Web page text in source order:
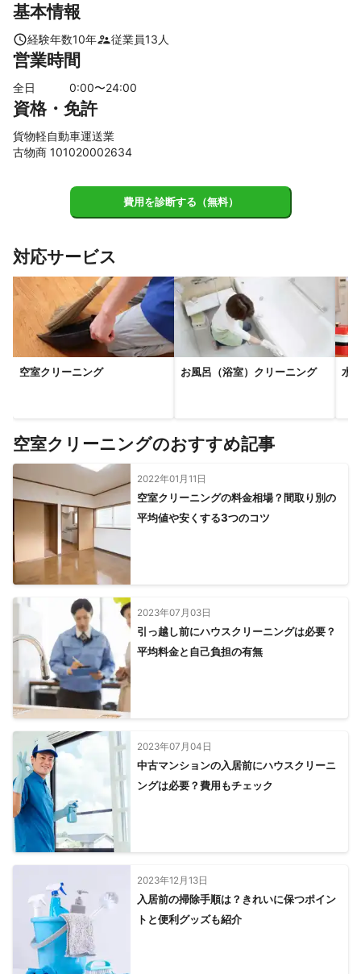
基本情報
経験年数10年 従業員13 人
営業時間
全日 0:00〜24:00
資格・免許
貨物軽自動車運送業
古物商 101020002634
費用を診断する（無料）
対応サービス
空室クリーニング お風呂（浴室）クリーニング 水
空室クリーニングのおすすめ記事
2022年01月11日
空室クリーニングの料金相場？間取り別の
平均値や安くする3つのコツ
2023年07月03日
引っ越し前にハウスクリーニングは必要？
平均料金と自己負担の有無
2023年07月04日
中古マンションの入居前にハウスクリーニ
ングは必要？費用もチェック
2023年12月13日
入居前の掃除手順は？きれいに保つポイン
トと便利グッズも紹介